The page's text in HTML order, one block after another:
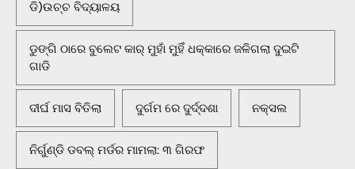
ଡି)ଉଚ୍ଚ ବିଦ୍ୟାଳୟ
ଡୁଙ୍ଗି ଠାରେ ବୁଲେଟ କାର୍ ମୁହାଁ ମୁହିଁ ଧକ୍କାରେ ଜଳିଗଲା ଦୁଇଟି
ଗାଡି
ଦୀର୍ଘ ମାସ ବିତିଲା ଦୁର୍ଗମ ରେ ଦୁର୍ଦ୍ଦଶା ନକ୍ସଲ
ନିର୍ଗୁଣ୍ଡି ଡବଲ୍ ମର୍ଡର ମାମଲା: ୩ ଗିରଫ